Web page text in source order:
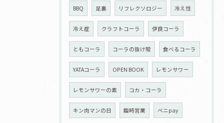
BBQ 足裏 リフレクソロジー 冷え性
冷え症 クラフトコーラ 伊良コーラ
ともコーラ コーラの抜け殻 食べるコーラ
YATAコーラ OPEN BOOK レモンサワー
レモンサワーの素 コカ・コーラ
キン肉マンの日 臨時営業 ベニpay